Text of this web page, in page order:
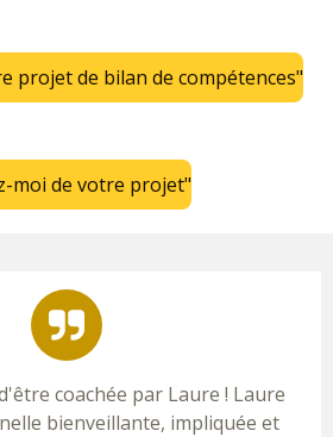
projet de bilan de compétences"
moi de votre projet"
coachée par Laure ! Laure
bienveillante, impliquée et